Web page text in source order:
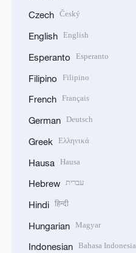
Czech Český
English English
Esperanto Esperanto
Filipino Filipino
French Français
German Deutsch
Greek Ελληνικά
Hausa Hausa
Hebrew עברית
Hindi हिन्दी
Hungarian Magyar
Indonesian Bahasa Indonesia